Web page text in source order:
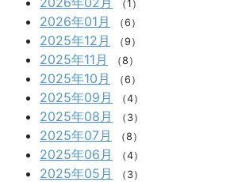
（1）
2026年01月 （6）
2025年12月 （9）
2025年11月 （8）
2025年10月 （6）
2025年09月 （4）
2025年08月 （3）
2025年07月 （8）
2025年06月 （4）
2025年05月 （3）